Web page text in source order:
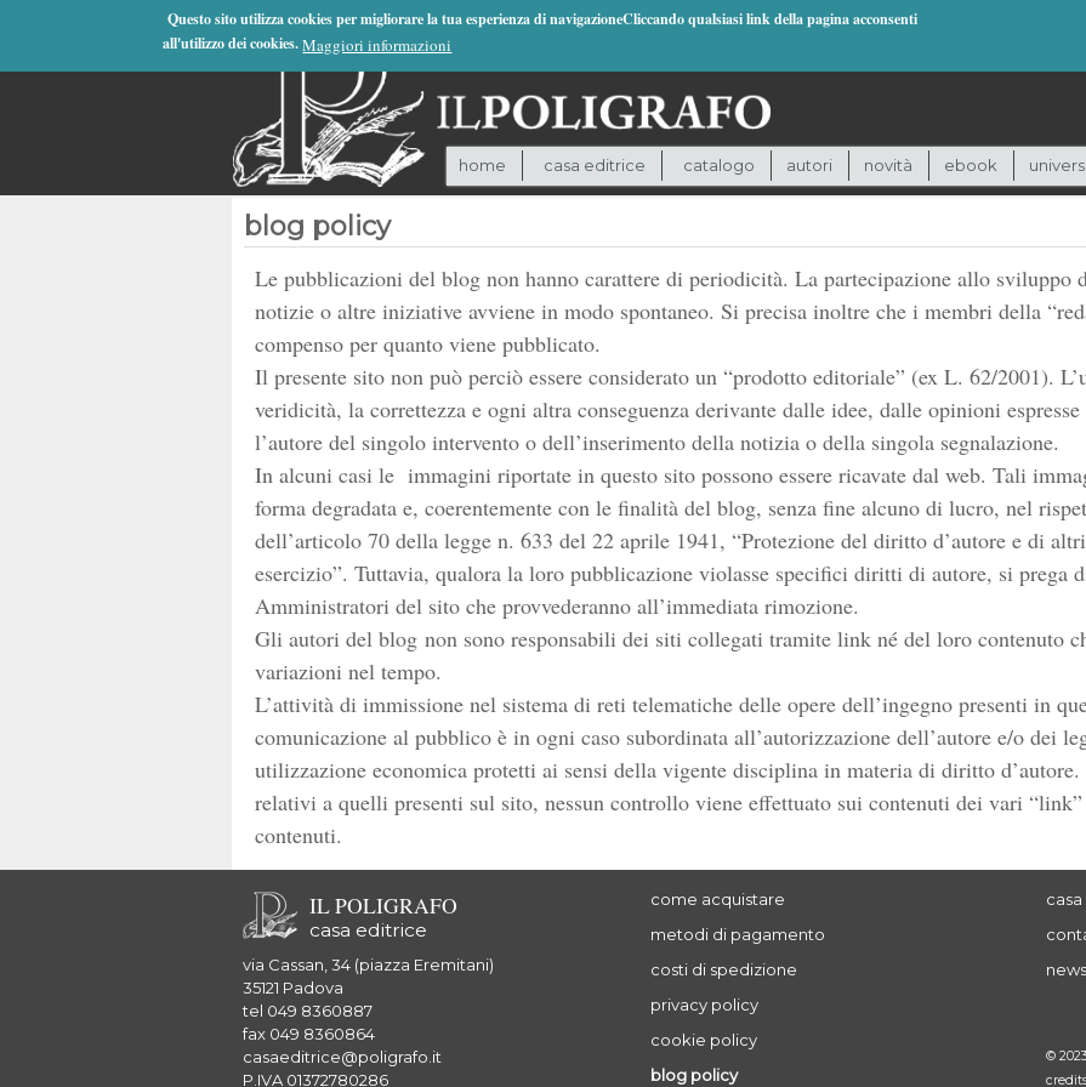
Questo sito utilizza cookies per migliorare la tua esperienza di navigazioneCliccando qualsiasi link della pagina acconsenti
all'utilizzo dei cookies. Maggiori informazioni
home casa editrice catalogo autori novità ebook
blog policy
Le pubblicazioni del blog non hanno carattere di periodicità. La partecipazione allo sviluppo
notizie o altre iniziative avviene in modo spontaneo. Si precisa inoltre che i membri della
compenso per quanto viene pubblicato.
Il presente sito non può perciò essere considerato un “prodotto editoriale” (ex L. 62/2001).
veridicità, la correttezza e ogni altra conseguenza derivante dalle idee, dalle opinioni
l’autore del singolo intervento o dell’inserimento della notizia o della singola segnalazione.
In alcuni casi le immagini riportate in questo sito possono essere ricavate dal web. Tali
forma degradata e, coerentemente con le finalità del blog, senza fine alcuno di lucro, nel
dell’articolo 70 della legge n. 633 del 22 aprile 1941, “Protezione del diritto d’autore e di
esercizio”. Tuttavia, qualora la loro pubblicazione violasse specifici diritti di autore, si prega
Amministratori del sito che provvederanno all’immediata rimozione.
Gli autori del blog non sono responsabili dei siti collegati tramite link né del loro contenuto
variazioni nel tempo.
L’attività di immissione nel sistema di reti telematiche delle opere dell’ingegno presenti in
comunicazione al pubblico è in ogni caso subordinata all’autorizzazione dell’autore e/o dei
utilizzazione economica protetti ai sensi della vigente disciplina in materia di diritto
relativi a quelli presenti sul sito, nessun controllo viene effettuato sui contenuti dei vari
contenuti.
IL POLIGRAFO
casa editrice
via Cassan, 34 (piazza Eremitani)
35121 Padova
tel 049 8360887
fax 049 8360864
casaeditrice@poligrafo.it
P.IVA 01372780286
come acquistare
metodi di pagamento
costi di spedizione
privacy policy
cookie policy
blog policy
© 2023